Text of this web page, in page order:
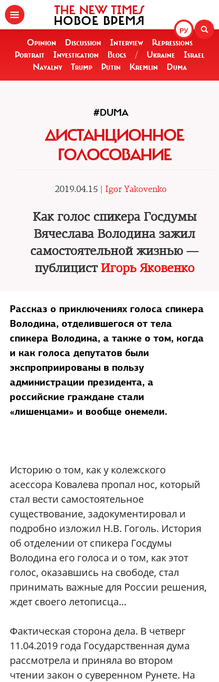
РУ
THE NEW TIMES
НОВОЕ ВРЕМЯ
Opinion Discussion Interview
Repressions
Portrait
Investigation Blogs / Ukraine
Israel
Navalny
Trump Putin Kremlin Duma
#DUMA
ДИСТАНЦИОННОЕ
ГОЛОСОВАНИЕ
2019.04.15 | Igor Yakovenko
Как голос спикера Госдумы
Вячеслава Володина зажил
самостоятельной жизнью —
публицист Игорь Яковенко
Рассказ о приключениях голоса спикера
Володина, отделившегося от тела
спикера Володина, а также о том, когда
и как голоса депутатов были
экспроприированы в пользу
администрации президента, а
российские граждане стали
«лишенцами» и вообще онемели.
Историю о том, как у колежского
асессора Ковалева пропал нос, который
стал вести самостоятельное
существование, задокументировал и
подробно изложил Н.В. Гоголь. История
об отделении от спикера Госдумы
Володина его голоса и о том, как этот
голос, оказавшись на свободе, стал
принимать важные для России решения,
ждет своего летописца…
Фактическая сторона дела. В четверг
11.04.2019 года Государственная дума
рассмотрела и приняла во втором
чтении закон о суверенном Рунете. На